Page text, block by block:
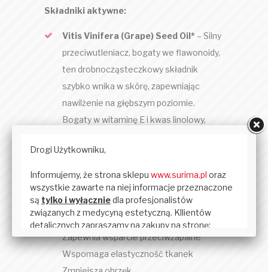
Składniki aktywne:
Vitis Vinifera (Grape) Seed Oil* – Silny
przeciwutleniacz, bogaty we flawonoidy,
ten drobnocząsteczkowy składnik
szybko wnika w skórę, zapewniając
nawilżenie na głębszym poziomie.
Bogaty w witaminę E i kwas linolowy,
przeciwutleniające i lecznicze.
Chroni ściany naczyń włosowatych
Działa jako inhibitor metaloproteinazy
macierzy (MMP), zachowując zdrowy
kolagen i elastynę
Zapewnia wsparcie przeciwzapalne
Wspomaga elastyczność tkanek